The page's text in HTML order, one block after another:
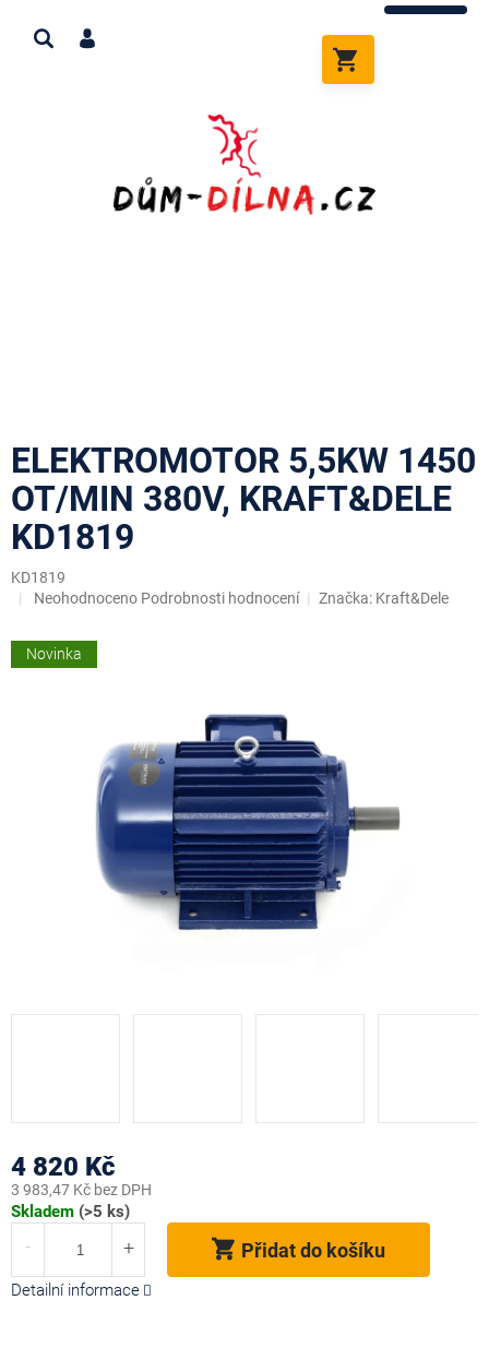
obsah
KOŠÍK
ELEKTROMOTOR 5,5KW 1450
OT/MIN 380V, KRAFT&DELE
KD1819
KD1819
Novinka
Průměrné
produktu
je
Neohodnoceno Podrobnosti hodnocení Značka: Kraft&Dele
4 820 Kč
3 983,47 Kč bez DPH
Měrná
Skladem (>5 ks)
Přidat do košíku
Detailní informace